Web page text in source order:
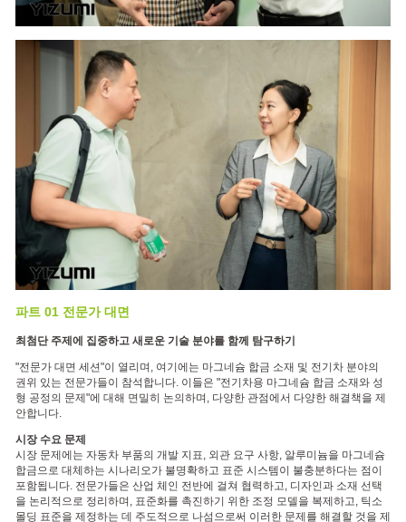
파트 01 전문가 대면
최첨단 주제에 집중하고 새로운 기술 분야를 함께 탐구하기
"전문가 대면 세션"이 열리며, 여기에는 마그네슘 합금 소재 및 전기차 분야의
권위 있는 전문가들이 참석합니다. 이들은 "전기차용 마그네슘 합금 소재와 성
형 공정의 문제"에 대해 면밀히 논의하며, 다양한 관점에서 다양한 해결책을 제
안합니다.
시장 수요 문제
시장 문제에는 자동차 부품의 개발 지표, 외관 요구 사항, 알루미늄을 마그네슘
합금으로 대체하는 시나리오가 불명확하고 표준 시스템이 불충분하다는 점이
포함됩니다. 전문가들은 산업 체인 전반에 걸쳐 협력하고, 디자인과 소재 선택
을 논리적으로 정리하며, 표준화를 촉진하기 위한 조정 모델을 복제하고, 틱소
몰딩 표준을 제정하는 데 주도적으로 나섬으로써 이러한 문제를 해결할 것을 제